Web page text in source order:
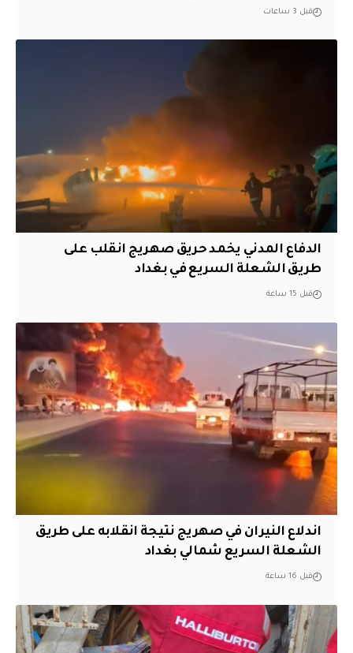
قبل 3 ساعات
الدفاع المدني يخمد حريق صهريج انقلب على
طريق الشعلة السريع في بغداد
قبل 15 ساعة
اندلاع النيران في صهريج نتيجة انقلابه على طريق
الشعلة السريع شمالي بغداد
قبل 16 ساعة